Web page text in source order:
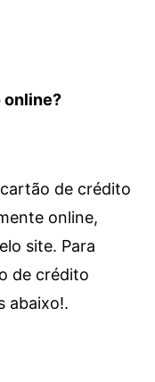
online?
de crédito
online,
site. Para
de crédito
abaixo!.